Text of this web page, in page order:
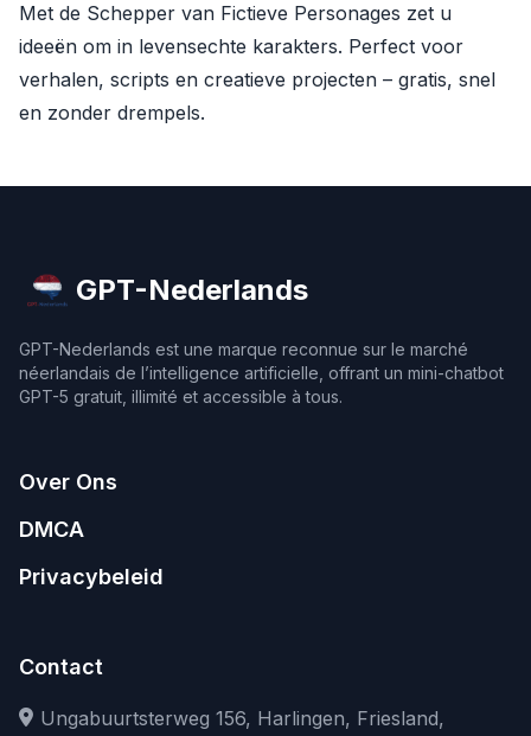
Met de Schepper van Fictieve Personages zet u
ideeën om in levensechte karakters. Perfect voor
verhalen, scripts en creatieve projecten – gratis, snel
en zonder drempels.
GPT-Nederlands
GPT-Nederlands est une marque reconnue sur le marché
néerlandais de l’intelligence artificielle, offrant un mini-chatbot
GPT-5 gratuit, illimité et accessible à tous.
Over Ons
DMCA
Privacybeleid
Contact
Ungabuurtsterweg 156, Harlingen, Friesland,